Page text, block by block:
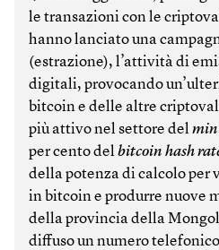
le transazioni con le
hanno lanciato una
(estrazione), l’attività di
digitali, provocando
bitcoin e delle altre
più attivo nel settore del
per cento delbitcoin hash
della potenza di calcolo per
in bitcoin e produrre nuove
della provincia della
diffuso un numero